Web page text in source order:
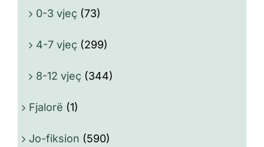
0-3 vjeç (73)
4-7 vjeç (299)
8-12 vjeç (344)
Fjalorë (1)
Jo-fiksion (590)